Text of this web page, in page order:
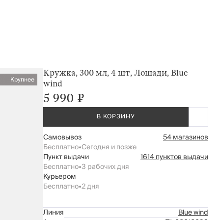
Крупнее
Кружка, 300 мл, 4 шт, Лошади, Blue
wind
5 990 ₽
В КОРЗИНУ
Самовывоз
54 магазинов
Бесплатно•Сегодня и позже
Пункт выдачи
1614 пунктов выдачи
Бесплатно•3 рабочих дня
Курьером
Бесплатно•2 дня
Линия
Blue wind